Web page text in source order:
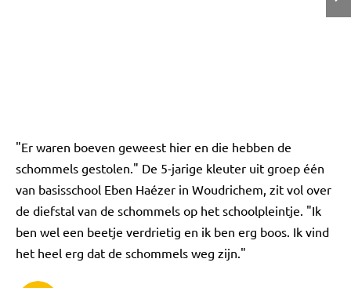
"Er waren boeven geweest hier en die hebben de
schommels gestolen." De 5-jarige kleuter uit groep één
van basisschool Eben Haézer in Woudrichem, zit vol over
de diefstal van de schommels op het schoolpleintje. "Ik
ben wel een beetje verdrietig en ik ben erg boos. Ik vind
het heel erg dat de schommels weg zijn."